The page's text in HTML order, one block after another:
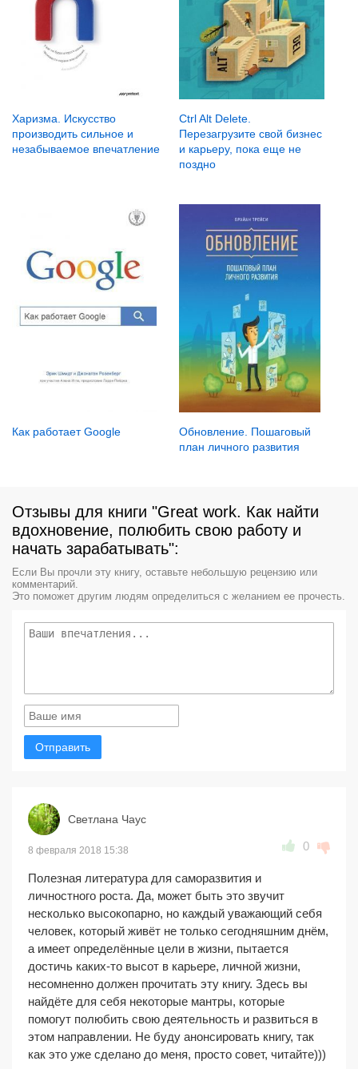
Харизма. Искусство
производить сильное и
незабываемое впечатление
Ctrl Alt Delete.
Перезагрузите свой бизнес
и карьеру, пока еще не
поздно
Как работает Google
Обновление. Пошаговый
план личного развития
Отзывы для книги "Great work. Как найти
вдохновение, полюбить свою работу и
начать зарабатывать":
Если Вы прочли эту книгу, оставьте небольшую рецензию или
комментарий.
Это поможет другим людям определиться с желанием ее прочесть.
Отправить
Светлана Чаус
8 февраля 2018 15:38 0
Полезная литература для саморазвития и
личностного роста. Да, может быть это звучит
несколько высокопарно, но каждый уважающий себя
человек, который живёт не только сегодняшним днём,
а имеет определённые цели в жизни, пытается
достичь каких-то высот в карьере, личной жизни,
несомненно должен прочитать эту книгу. Здесь вы
найдёте для себя некоторые мантры, которые
помогут полюбить свою деятельность и развиться в
этом направлении. Не буду анонсировать книгу, так
как это уже сделано до меня, просто совет, читайте)))